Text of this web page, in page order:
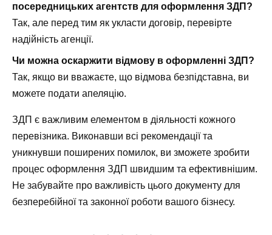
посередницьких агентств для оформлення ЗДП?
Так, але перед тим як укласти договір, перевірте
надійність агенції.
Чи можна оскаржити відмову в оформленні ЗДП?
Так, якщо ви вважаєте, що відмова безпідставна, ви
можете подати апеляцію.
ЗДП є важливим елементом в діяльності кожного
перевізника. Виконавши всі рекомендації та
уникнувши поширених помилок, ви зможете зробити
процес оформлення ЗДП швидшим та ефективнішим.
Не забувайте про важливість цього документу для
безперебійної та законної роботи вашого бізнесу.